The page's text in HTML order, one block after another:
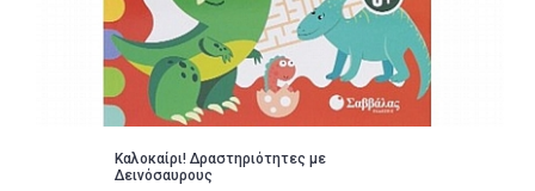
Καλοκαίρι! Δραστηριότητες με
Δεινόσαυρους